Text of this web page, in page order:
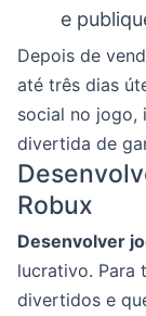
e
Depois de
até três dias
social no jogo,
divertida de
Robux
Desenvolver
lucrativo. Para
divertidos e